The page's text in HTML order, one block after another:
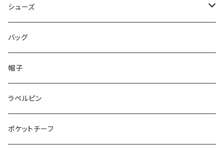
50/XL～
48/L
50/XL～
46/M
48/L
50/XL～
～44/S
46/M
48/L
50/XL～
シューズ
～25.5cm
26cm～
27cm～
28cm～
バッグ
帽子
ラペルピン
ポケットチーフ